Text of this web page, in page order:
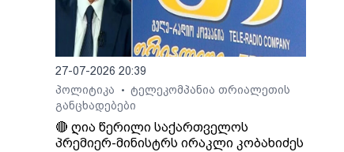
27-07-2026 20:39
პოლიტიკა
•
ტელეკომპანია თრიალეთის
განცხადებები
🔴 ღია წერილი საქართველოს
პრემიერ-მინისტრს ირაკლი კობახიძეს